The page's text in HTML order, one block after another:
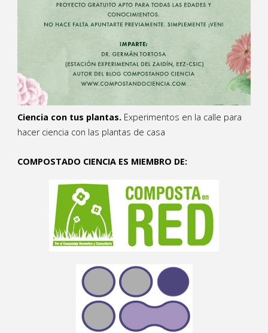
Ciencia con tus plantas. Experimentos en la calle para
hacer ciencia con las plantas de casa
COMPOSTADO CIENCIA ES MIEMBRO DE: